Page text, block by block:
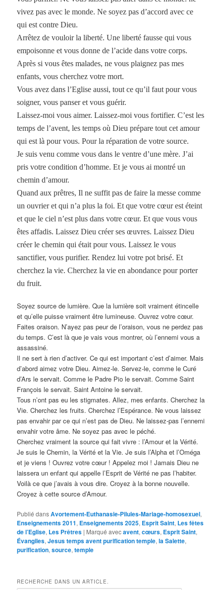
vivez pas avec le monde. Ne soyez pas d’accord avec ce
qui est contre Dieu.
Arrêtez de vouloir la liberté. Une liberté fausse qui vous
empoisonne et vous donne de l’acide dans votre corps.
Après si vous êtes malades, ne vous plaignez pas mes
enfants, vous cherchez votre mort.
Vous avez dans l’Eglise aussi, tout ce qu’il faut pour vous
soigner, vous panser et vous guérir.
Laissez-moi vous aimer. Laissez-moi vous fortifier. C’est les
temps de l’avent, les temps où Dieu prépare tout cet amour
qui est là pour vous. Pour la réparation de votre source.
Je suis venu comme vous dans le ventre d’une mère. J’ai
pris votre condition d’homme. Et je vous ai montré un
chemin d’amour.
Quand aux prêtres, Il ne suffit pas de faire la messe comme
un ouvrier et qui n’a plus la foi. Et que votre cœur est éteint
et que le ciel n’est plus dans votre cœur. Et que vous vous
êtes affadis. Laissez Dieu créer ses œuvres. Laissez Dieu
créer le chemin qui était pour vous. Laissez le vous
sanctifier, vous purifier. Rendez lui votre pot brisé. Et
cherchez la vie. Cherchez la vie en abondance pour porter
du fruit.
Soyez source de lumière. Que la lumière soit vraiment étincelle
et qu’elle puisse vraiment être lumineuse. Ouvrez votre cœur.
Faites oraison. N’ayez pas peur de l’oraison, vous ne perdez pas
du temps. C’est là que je vais vous montrer, où l’ennemi vous a
assassiné.
Il ne sert à rien d’activer. Ce qui est important c’est d’aimer. Mais
d’abord aimez votre Dieu. Aimez-le. Servez-le, comme le Curé
d’Ars le servait. Comme le Padre Pio le servait. Comme Saint
François le servait. Saint Antoine le servait.
Tous n’ont pas eu les stigmates. Allez, mes enfants. Cherchez la
Vie. Cherchez les fruits. Cherchez l’Espérance. Ne vous laissez
pas envahir par ce qui n’est pas de Dieu. Ne laissez-pas l’ennemi
envahir votre âme. Ne soyez pas avec le péché.
Cherchez vraiment la source qui fait vivre : l’Amour et la Vérité.
Je suis le Chemin, la Vérité et la Vie. Je suis l’Alpha et l’Oméga
et je viens ! Ouvrez votre cœur ! Appelez moi ! Jamais Dieu ne
laissera un enfant qui appelle l’Esprit de Vérité ne pas l’habiter.
Voilà ce que j’avais à vous dire. Croyez à la bonne nouvelle.
Croyez à cette source d’Amour.
Publié dansAvortement-Euthanasie-Pilules-Mariage-homosexuel,
Enseignements 2011, Enseignements 2025, Esprit Saint, Les fêtes
de l’Eglise, Les Prêtres | Marqué avecavent,cœurs, Esprit Saint,
Évangiles,Jesus temps avent purification temple,la Salette,
purification,source,temple
RECHERCHE DANS UN ARTICLE.